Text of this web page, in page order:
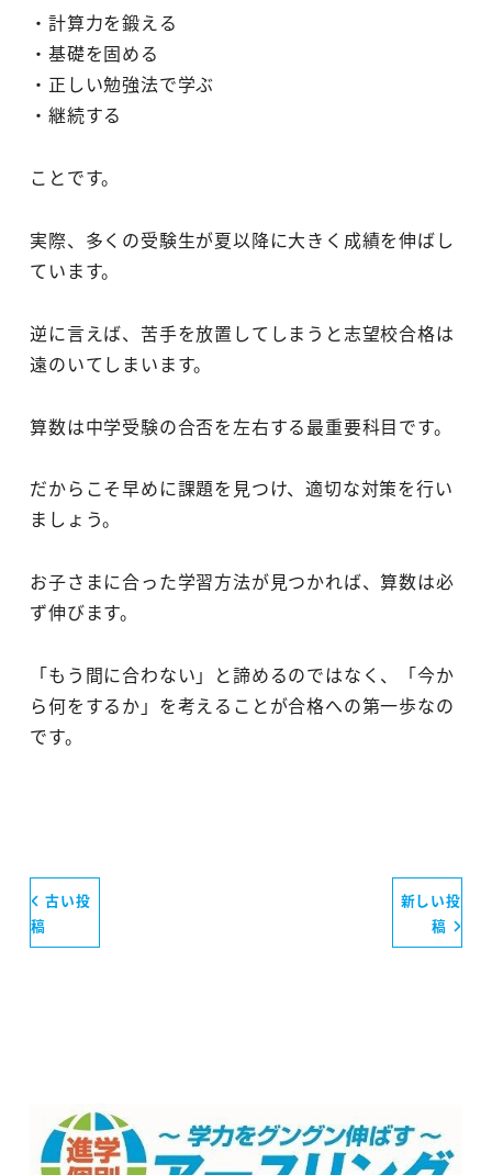
・計算力を鍛える
・基礎を固める
・正しい勉強法で学ぶ
・継続する
ことです。
実際、多くの受験生が夏以降に大きく成績を伸ばし
ています。
逆に言えば、苦手を放置してしまうと志望校合格は
遠のいてしまいます。
算数は中学受験の合否を左右する最重要科目です。
だからこそ早めに課題を見つけ、適切な対策を行い
ましょう。
お子さまに合った学習方法が見つかれば、算数は必
ず伸びます。
「もう間に合わない」と諦めるのではなく、「今か
ら何をするか」を考えることが合格への第一歩なの
です。
古い投
稿
新しい投
稿